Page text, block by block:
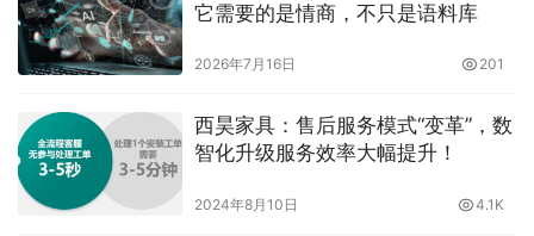
它需要的是情商，不只是语料库
2026年7月16日 201
西昊家具：售后服务模式“变革”，数
智化升级服务效率大幅提升！
2024年8月10日 4.1K